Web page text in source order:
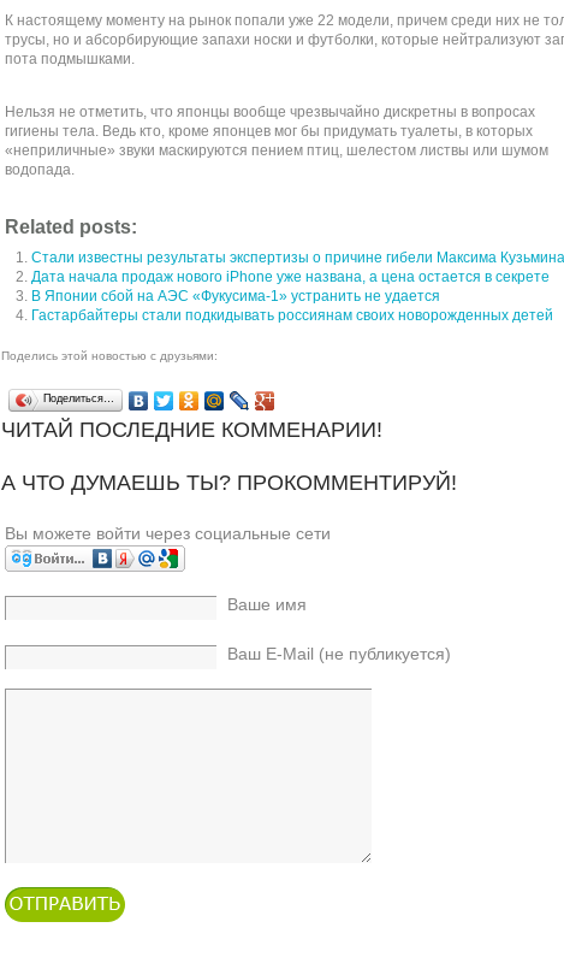
К настоящему моменту на рынок попали уже 22 модели, причем среди них не
трусы, но и абсорбирующие запахи носки и футболки, которые нейтрализуют
пота подмышками.
Нельзя не отметить, что японцы вообще чрезвычайно дискретны в вопросах
гигиены тела. Ведь кто, кроме японцев мог бы придумать туалеты, в которых
«неприличные» звуки маскируются пением птиц, шелестом листвы или шумом
водопада.
Related posts:
Стали известны результаты экспертизы о причине гибели Максима Кузьмина
Дата начала продаж нового iPhone уже названа, а цена остается в секрете
В Японии сбой на АЭС «Фукусима-1» устранить не удается
Гастарбайтеры стали подкидывать россиянам своих новорожденных детей
Поделись этой новостью с друзьями:
Поделиться…
ЧИТАЙ ПОСЛЕДНИЕ КОММЕНАРИИ!
А ЧТО ДУМАЕШЬ ТЫ? ПРОКОММЕНТИРУЙ!
Вы можете войти через социальные сети
Ваше имя
Ваш E-Mail (не публикуется)